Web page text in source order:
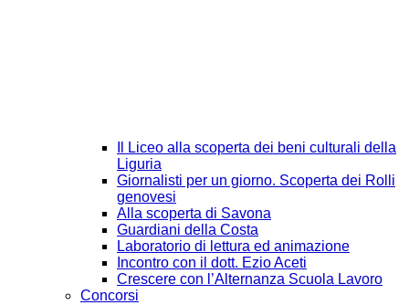
Il Liceo alla scoperta dei beni culturali della
Liguria
Giornalisti per un giorno. Scoperta dei Rolli
genovesi
Alla scoperta di Savona
Guardiani della Costa
Laboratorio di lettura ed animazione
Incontro con il dott. Ezio Aceti
Crescere con l’Alternanza Scuola Lavoro
Concorsi